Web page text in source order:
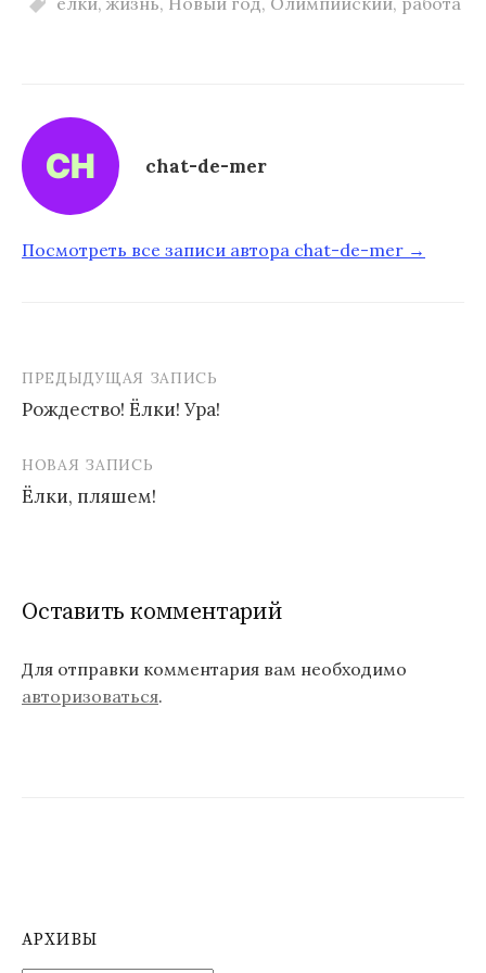
chat-de-mer
Посмотреть все записи автора chat-de-mer →
а
г
ц
и
п
ПРЕДЫДУЩАЯ ЗАПИСЬ
Рождество! Ёлки! Ура!
НОВАЯ ЗАПИСЬ
Ёлки, пляшем!
Оставить комментарий
Для отправки комментария вам необходимо
авторизоваться.
АРХИВЫ